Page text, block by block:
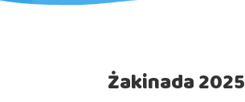
Żakinada 2025